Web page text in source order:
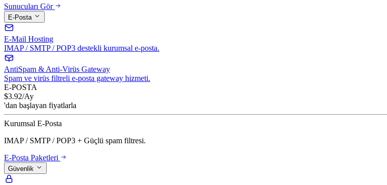
Sunucuları Gör
E-Posta
E-Mail Hosting
IMAP / SMTP / POP3 destekli kurumsal e-posta.
AntiSpam & Anti-Virüs Gateway
Spam ve virüs filtreli e-posta gateway hizmeti.
E-POSTA
$3.92/Ay
'dan başlayan fiyatlarla
Kurumsal E-Posta
IMAP / SMTP / POP3 + Güçlü spam filtresi.
E-Posta Paketleri
Güvenlik